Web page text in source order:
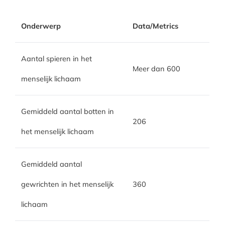
Onderwerp Data/Metrics
Aantal spieren in het
menselijk lichaam
Meer dan 600
Gemiddeld aantal botten in
het menselijk lichaam
206
Gemiddeld aantal
gewrichten in het menselijk
lichaam
360